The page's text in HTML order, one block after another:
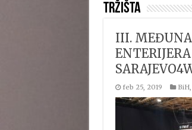
Tržišta
III.
feb 25, 2019 BiH,